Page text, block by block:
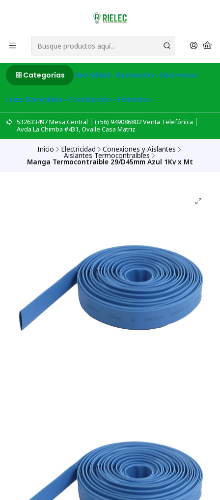
Categorías Electricidad Iluminación Electronica
Linea Domiciliaria Construcción Ferreteria
532633497 Mesa Central │ (+56) 949086802 Venta Telefónica │
Avda La Chimba #431, Ovalle Casa Matriz
Inicio Electricidad Conexiones y Aislantes
Aislantes Termocontraíbles
Manga Termocontraible 29/D45mm Azul 1Kv x Mt